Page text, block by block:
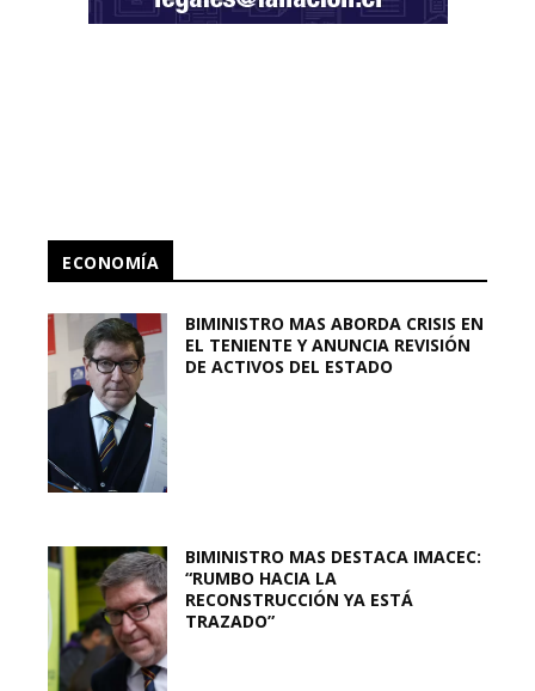
ECONOMÍA
BIMINISTRO MAS ABORDA CRISIS EN
EL TENIENTE Y ANUNCIA REVISIÓN
DE ACTIVOS DEL ESTADO
BIMINISTRO MAS DESTACA IMACEC:
“RUMBO HACIA LA
RECONSTRUCCIÓN YA ESTÁ
TRAZADO”